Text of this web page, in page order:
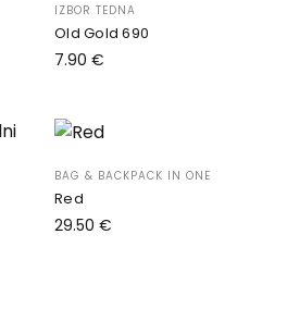
več
različic.
Možnosti
izberete
strani
izdelka
IZBOR TEDNA
Old Gold 690
7.90 €
izdelek
več
različic.
Možnosti
BAG & BACKPACK IN ONE
Red
29.50 €